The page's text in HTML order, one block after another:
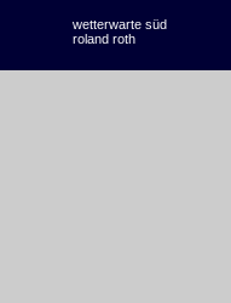
wetterwarte süd
roland roth